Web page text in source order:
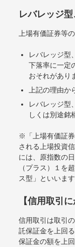
レバレッジ
上場有価証券等
レバレッジ型
下落率に一定
おそれがあり
上記の理由
レバレッジ型
しくは別途銘
※「上場有価証
される上場投資
には、原指数の
（プラス）１を
ス型」といいます
【信用取引
信用取引は取引
託保証金を上回
保証金の額を上